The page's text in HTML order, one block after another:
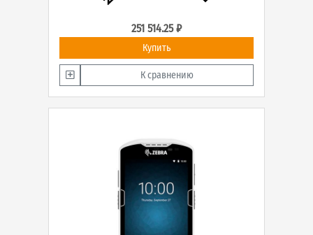
251 514.25 ₽
Купить
К сравнению